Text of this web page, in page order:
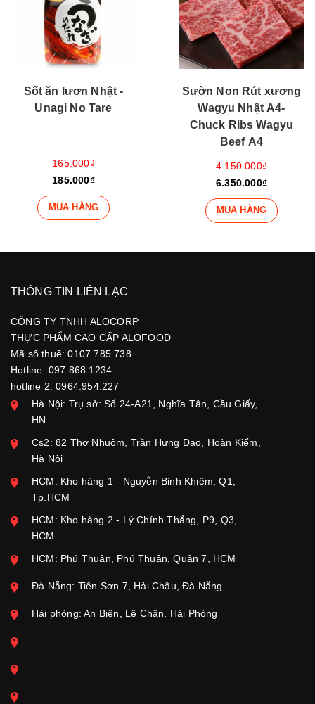
Sốt ăn lươn Nhật -
Unagi No Tare
165.000₫
185.000₫
MUA HÀNG
Sườn Non Rút xương
Wagyu Nhật A4-
Chuck Ribs Wagyu
Beef A4
4.150.000₫
6.350.000₫
MUA HÀNG
THÔNG TIN LIÊN LẠC
CÔNG TY TNHH ALOCORP
THỰC PHẨM CAO CẤP ALOFOOD
Mã số thuế: 0107.785.738
Hotline: 097.868.1234
hotline 2: 0964.954.227
Hà Nội: Trụ sở: Số 24-A21, Nghĩa Tân, Cầu Giấy,
HN
Cs2: 82 Thợ Nhuộm, Trần Hưng Đạo, Hoàn Kiếm,
Hà Nội
HCM: Kho hàng 1 - Nguyễn Bỉnh Khiêm, Q1,
Tp.HCM
HCM: Kho hàng 2 - Lý Chính Thắng, P9, Q3,
HCM
HCM: Phú Thuận, Phú Thuận, Quận 7, HCM
Đà Nẵng: Tiên Sơn 7, Hải Châu, Đà Nẵng
Hải phòng: An Biên, Lê Chân, Hải Phòng